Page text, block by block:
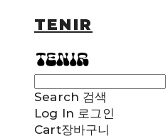
TENIR
Search 검색
Log In 로그인
Cart장바구니